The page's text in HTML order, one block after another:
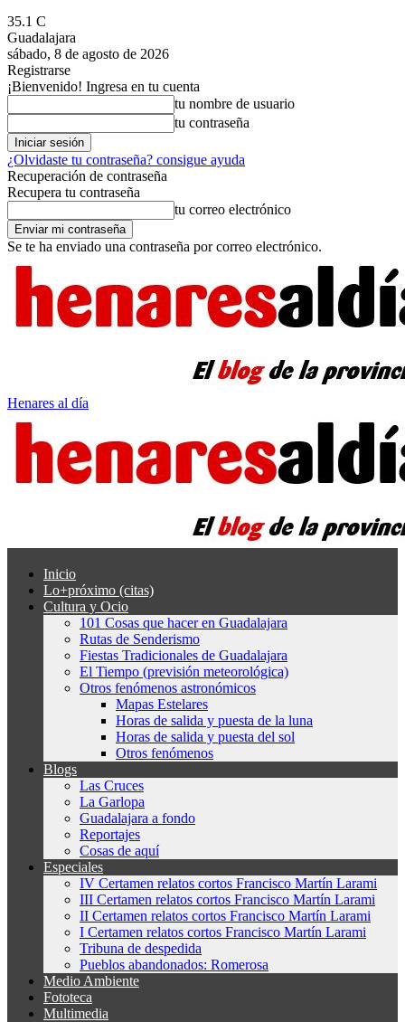
35.1 C
Guadalajara
sábado, 8 de agosto de 2026
Registrarse
¡Bienvenido! Ingresa en tu cuenta
tu nombre de usuario
tu contraseña
¿Olvidaste tu contraseña? consigue ayuda
Recuperación de contraseña
Recupera tu contraseña
tu correo electrónico
Se te ha enviado una contraseña por correo electrónico.
Henares al día
Inicio
Lo+próximo (citas)
Cultura y Ocio
101 Cosas que hacer en Guadalajara
Rutas de Senderismo
Fiestas Tradicionales de Guadalajara
El Tiempo (previsión meteorológica)
Otros fenómenos astronómicos
Mapas Estelares
Horas de salida y puesta de la luna
Horas de salida y puesta del sol
Otros fenómenos
Blogs
Las Cruces
La Garlopa
Guadalajara a fondo
Reportajes
Cosas de aquí
Especiales
IV Certamen relatos cortos Francisco Martín Larami
III Certamen relatos cortos Francisco Martín Larami
II Certamen relatos cortos Francisco Martín Larami
I Certamen relatos cortos Francisco Martín Larami
Tribuna de despedida
Pueblos abandonados: Romerosa
Medio Ambiente
Fototeca
Multimedia